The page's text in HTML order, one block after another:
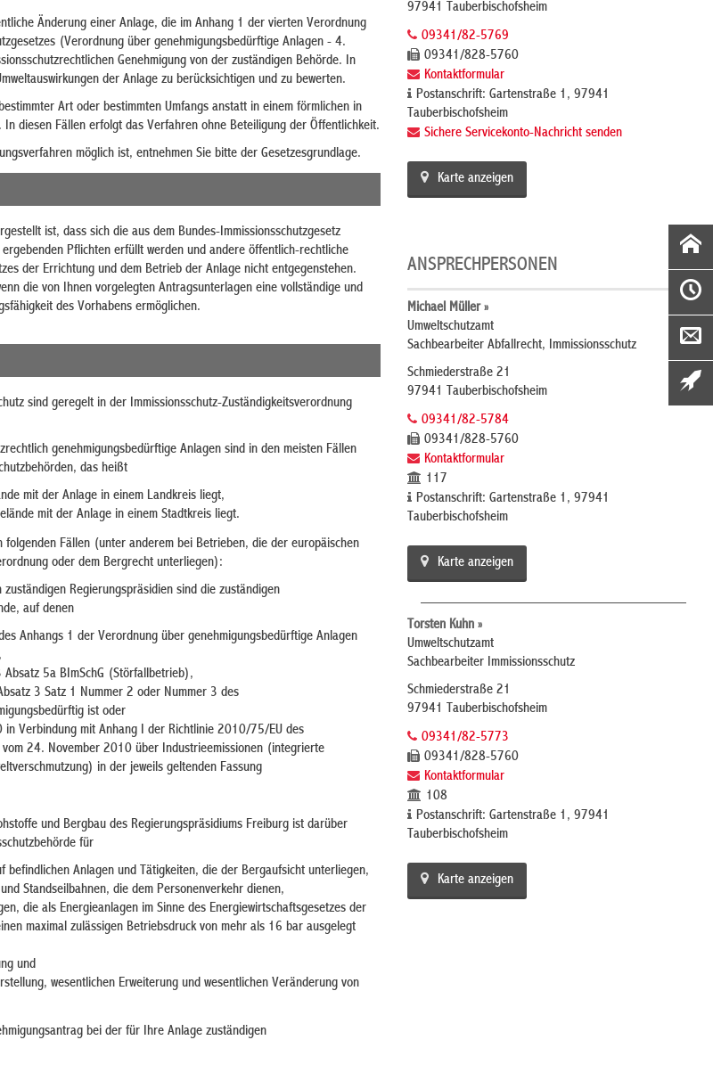
Änderung einer Anlage, die im Anhang 1 der vierten Verordnung
(Verordnung über genehmigungsbedürftige Anlagen - 4.
Genehmigung von der zuständigen Behörde. In
der Anlage zu berücksichtigen und zu bewerten.
Art oder bestimmten Umfangs anstatt in einem förmlichen in
diesen Fällen erfolgt das Verfahren ohne Beteiligung der Öffentlichkeit.
möglich ist, entnehmen Sie bitte der Gesetzesgrundlage.
ist, dass sich die aus dem Bundes-Immissionsschutzgesetz
Pflichten erfüllt werden und andere öffentlich-rechtliche
der Errichtung und dem Betrieb der Anlage nicht entgegenstehen.
die von Ihnen vorgelegten Antragsunterlagen eine vollständige und
des Vorhabens ermöglichen.
sind geregelt in der Immissionsschutz-Zuständigkeitsverordnung
genehmigungsbedürftige Anlagen sind in den meisten Fällen
das heißt
mit der Anlage in einem Landkreis liegt,
mit der Anlage in einem Stadtkreis liegt.
folgenden Fällen (unter anderem bei Betrieben, die der europäischen
oder dem Bergrecht unterliegen):
Regierungspräsidien sind die zuständigen
auf denen
Anhangs 1 der Verordnung über genehmigungsbedürftige Anlagen
5a BImSchG (Störfallbetrieb),
3 Satz 1 Nummer 2 oder Nummer 3 des
ist oder
in Verbindung mit Anhang I der Richtlinie 2010/75/EU des
vom 24. November 2010 über Industrieemissionen (integrierte
in der jeweils geltenden Fassung
und Bergbau des Regierungspräsidiums Freiburg ist darüber
für
befindlichen Anlagen und Tätigkeiten, die der Bergaufsicht unterliegen,
Standseilbahnen, die dem Personenverkehr dienen,
die als Energieanlagen im Sinne des Energiewirtschaftsgesetzes der
maximal zulässigen Betriebsdruck von mehr als 16 bar ausgelegt
und
wesentlichen Erweiterung und wesentlichen Veränderung von
bei der für Ihre Anlage zuständigen
97941 Tauberbischofsheim
09341/82-5769
09341/828-5760
Kontaktformular
Postanschrift: Gartenstraße 1, 97941
Tauberbischofsheim
Sichere Servicekonto-Nachricht senden
Karte anzeigen
ANSPRECHPERSONEN
Michael Müller »
Umweltschutzamt
Sachbearbeiter Abfallrecht, Immissionsschutz
Schmiederstraße 21
97941 Tauberbischofsheim
09341/82-5784
09341/828-5760
Kontaktformular
117
Postanschrift: Gartenstraße 1, 97941
Tauberbischofsheim
Karte anzeigen
Torsten Kuhn »
Umweltschutzamt
Sachbearbeiter Immissionsschutz
Schmiederstraße 21
97941 Tauberbischofsheim
09341/82-5773
09341/828-5760
Kontaktformular
108
Postanschrift: Gartenstraße 1, 97941
Tauberbischofsheim
Karte anzeigen